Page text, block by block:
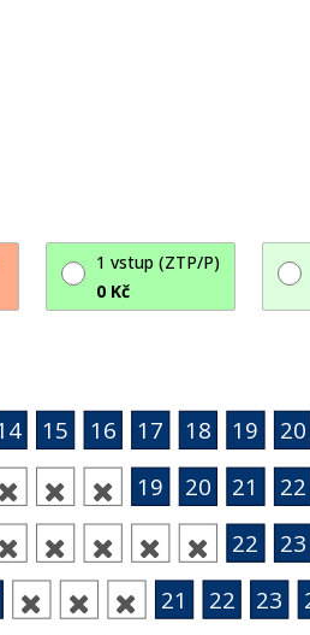
1 vstup (ZTP/P)
0 Kč
   21 22 23
     22 23
   19 20 21 22
15 16 17 18 19 20